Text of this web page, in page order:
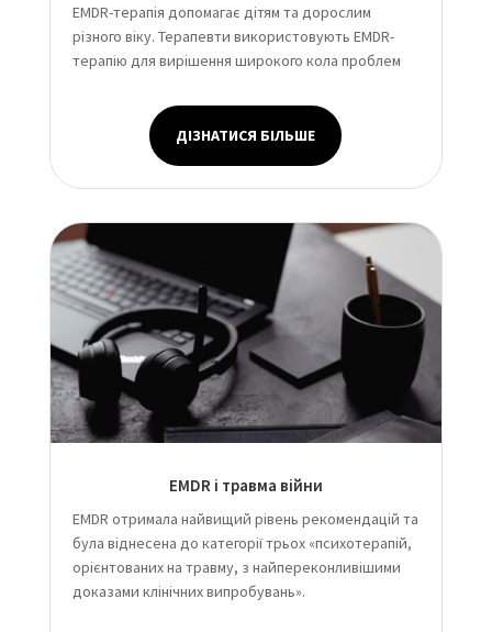
EMDR-терапія допомагає дітям та дорослим
різного віку. Терапевти використовують EMDR-
терапію для вирішення широкого кола проблем
ДІЗНАТИСЯ БІЛЬШЕ
EMDR і травма війни
EMDR отримала найвищий рівень рекомендацій та
була віднесена до категорії трьох «психотерапій,
орієнтованих на травму, з найпереконливішими
доказами клінічних випробувань».